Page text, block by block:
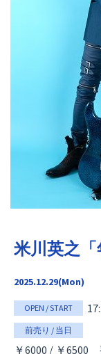
米川英之「
2025.12.29(Mon)
OPEN / START
前売り / 当日
￥6000 / ￥6500